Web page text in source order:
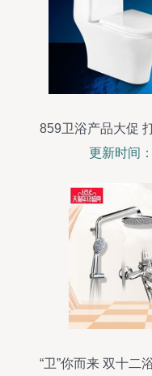
859卫浴产品大促
更新时间
“卫”你而来 双十二